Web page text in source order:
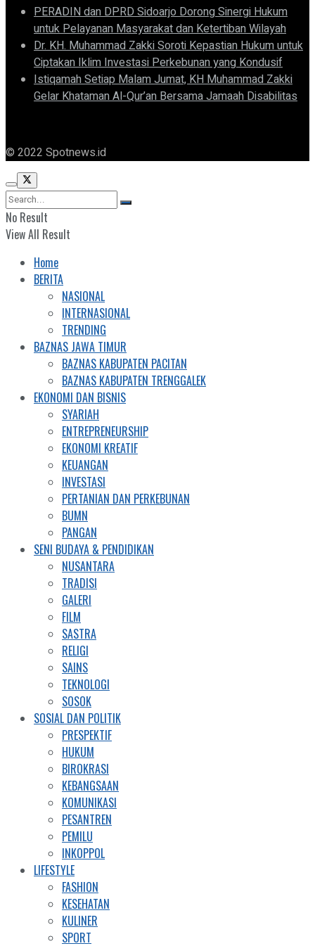
PERADIN dan DPRD Sidoarjo Dorong Sinergi Hukum
untuk Pelayanan Masyarakat dan Ketertiban Wilayah
Dr. KH. Muhammad Zakki Soroti Kepastian Hukum untuk
Ciptakan Iklim Investasi Perkebunan yang Kondusif
Istiqamah Setiap Malam Jumat, KH Muhammad Zakki
Gelar Khataman Al-Qur’an Bersama Jamaah Disabilitas
© 2022 Spotnews.id
No Result
View All Result
Home
BERITA
NASIONAL
INTERNASIONAL
TRENDING
BAZNAS JAWA TIMUR
BAZNAS KABUPATEN PACITAN
BAZNAS KABUPATEN TRENGGALEK
EKONOMI DAN BISNIS
SYARIAH
ENTREPRENEURSHIP
EKONOMI KREATIF
KEUANGAN
INVESTASI
PERTANIAN DAN PERKEBUNAN
BUMN
PANGAN
SENI BUDAYA & PENDIDIKAN
NUSANTARA
TRADISI
GALERI
FILM
SASTRA
RELIGI
SAINS
TEKNOLOGI
SOSOK
SOSIAL DAN POLITIK
PRESPEKTIF
HUKUM
BIROKRASI
KEBANGSAAN
KOMUNIKASI
PESANTREN
PEMILU
INKOPPOL
LIFESTYLE
FASHION
KESEHATAN
KULINER
SPORT